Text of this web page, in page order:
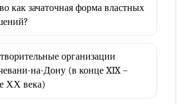
как зачаточная форма властных
организации
на-Дону (в конце XIX –
ХХ века)